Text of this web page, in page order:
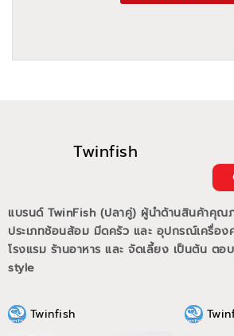
Twinfish
แบรนด์ TwinFish (ปลาคู่) ผู้นำด้านสินค้าคุณ
ประเภทช้อนส้อม มีดครัว และ อุปกรณ์เครื่อง
โรงแรม ร้านอาหาร และ จัดเลี้ยง เป็นต้น ต
style
Twinfish